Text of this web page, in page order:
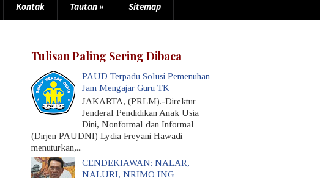
Kontak Tautan» Sitemap
Tulisan Paling Sering Dibaca
PAUD Terpadu Solusi Pemenuhan
Jam Mengajar Guru TK
JAKARTA, (PRLM).-Direktur
Jenderal Pendidikan Anak Usia
Dini, Nonformal dan Informal
(Dirjen PAUDNI) Lydia Freyani Hawadi
menuturkan,...
CENDEKIAWAN: NALAR,
NALURI, NRIMO ING